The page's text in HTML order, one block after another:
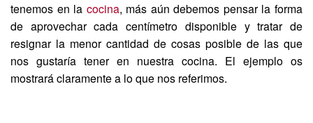
tenemos en la cocina, más aún debemos pensar la forma
de aprovechar cada centímetro disponible y tratar de
resignar la menor cantidad de cosas posible de las que
nos gustaría tener en nuestra cocina. El ejemplo os
mostrará claramente a lo que nos referimos.